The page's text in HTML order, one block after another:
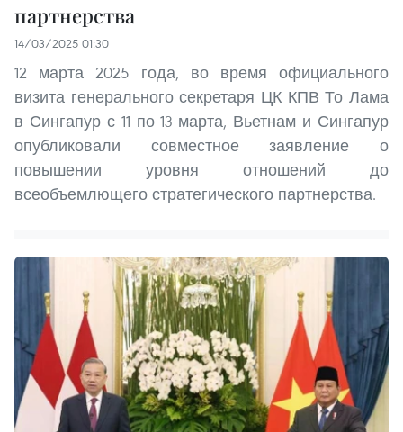
партнерства
14/03/2025 01:30
12 марта 2025 года, во время официального
визита генерального секретаря ЦК КПВ То Лама
в Сингапур с 11 по 13 марта, Вьетнам и Сингапур
опубликовали совместное заявление о
повышении уровня отношений до
всеобъемлющего стратегического партнерства.